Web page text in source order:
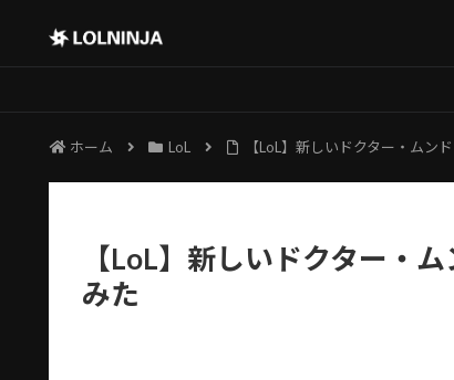
ホーム LoL 【LoL】新しいドクター・ムン
【LoL】新しいドクター・
みた